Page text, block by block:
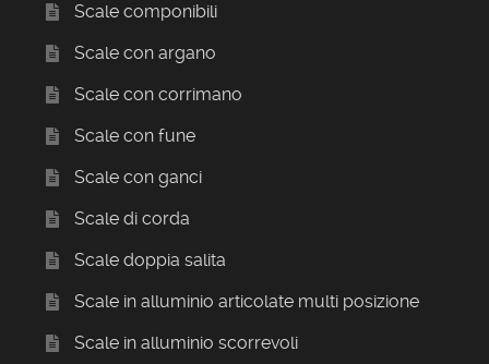
Scale componibili
Scale con argano
Scale con corrimano
Scale con fune
Scale con ganci
Scale di corda
Scale doppia salita
Scale in alluminio articolate multi posizione
Scale in alluminio scorrevoli